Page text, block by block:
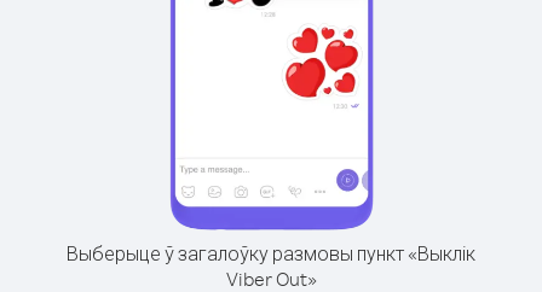
Выберыце ў загалоўку размовы пункт «Выклік
Viber Out»